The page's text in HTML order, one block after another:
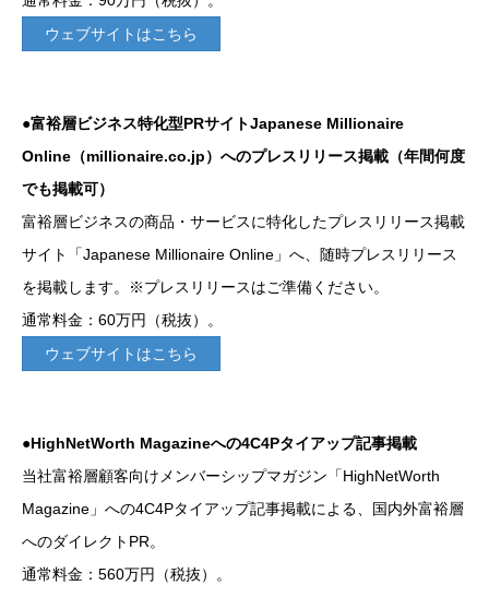
ウェブサイトはこちら
●富裕層ビジネス特化型PRサイトJapanese Millionaire
Online（millionaire.co.jp）へのプレスリリース掲載（年間何度
でも掲載可）
富裕層ビジネスの商品・サービスに特化したプレスリリース掲載
サイト「Japanese Millionaire Online」へ、随時プレスリリース
を掲載します。※プレスリリースはご準備ください。
通常料金：60万円（税抜）。
ウェブサイトはこちら
●HighNetWorth Magazineへの4C4Pタイアップ記事掲載
当社富裕層顧客向けメンバーシップマガジン「HighNetWorth
Magazine」への4C4Pタイアップ記事掲載による、国内外富裕層
へのダイレクトPR。
通常料金：560万円（税抜）。